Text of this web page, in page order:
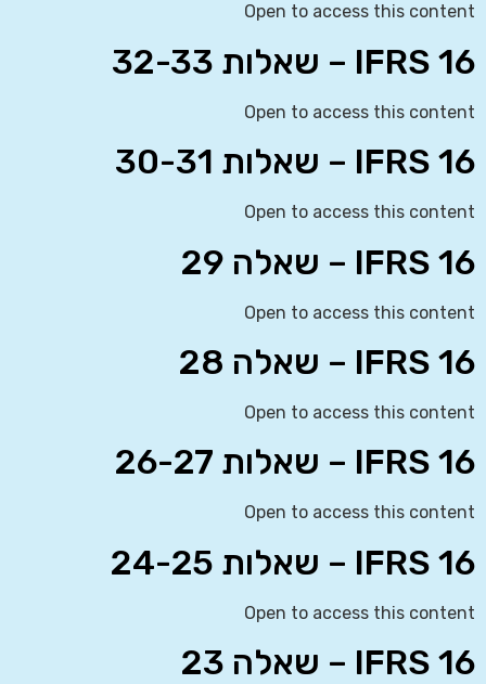
Open to access this content
IFRS 16 – שאלות 32-33
Open to access this content
IFRS 16 – שאלות 30-31
Open to access this content
IFRS 16 – שאלה 29
Open to access this content
IFRS 16 – שאלה 28
Open to access this content
IFRS 16 – שאלות 26-27
Open to access this content
IFRS 16 – שאלות 24-25
Open to access this content
IFRS 16 – שאלה 23